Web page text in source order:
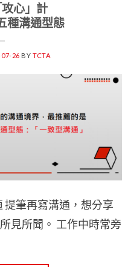
心」計
種溝通型態
26 BYTCTA
提筆再寫溝通，想分享
見所聞。 工作中時常旁